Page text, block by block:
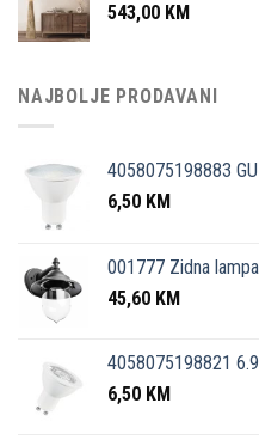
543,00 KM
NAJBOLJE PRODAVANI
4058075198883
6,50 KM
001777 Zidna lampa
45,60 KM
4058075198821
6,50 KM